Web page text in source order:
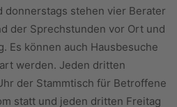
donnerstags stehen vier Berater
der Sprechstunden vor Ort und
Es können auch Hausbesuche
werden. Jeden dritten
der Stammtisch für Betroffene
statt und jeden dritten Freitag